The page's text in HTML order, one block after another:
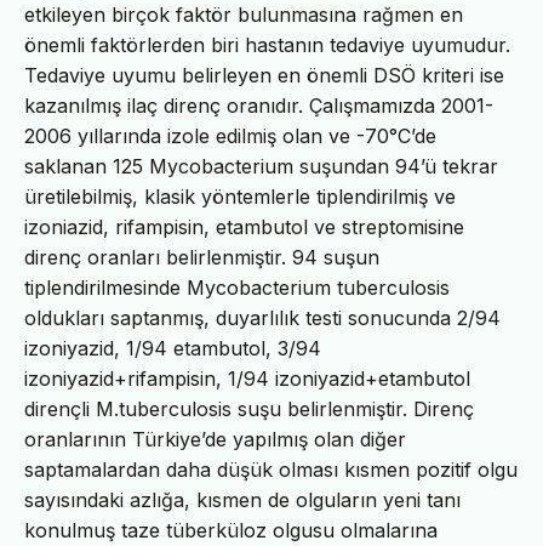
etkileyen birçok faktör bulunmasına rağmen en
önemli faktörlerden biri hastanın tedaviye uyumudur.
Tedaviye uyumu belirleyen en önemli DSÖ kriteri ise
kazanılmış ilaç direnç oranıdır. Çalışmamızda 2001-
2006 yıllarında izole edilmiş olan ve -70°C’de
saklanan 125 Mycobacterium suşundan 94’ü tekrar
üretilebilmiş, klasik yöntemlerle tiplendirilmiş ve
izoniazid, rifampisin, etambutol ve streptomisine
direnç oranları belirlenmiştir. 94 suşun
tiplendirilmesinde Mycobacterium tuberculosis
oldukları saptanmış, duyarlılık testi sonucunda 2/94
izoniyazid, 1/94 etambutol, 3/94
izoniyazid+rifampisin, 1/94 izoniyazid+etambutol
dirençli M.tuberculosis suşu belirlenmiştir. Direnç
oranlarının Türkiye’de yapılmış olan diğer
saptamalardan daha düşük olması kısmen pozitif olgu
sayısındaki azlığa, kısmen de olguların yeni tanı
konulmuş taze tüberküloz olgusu olmalarına